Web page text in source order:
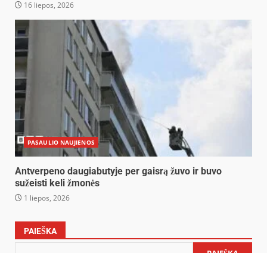
16 liepos, 2026
PASAULIO NAUJIENOS
Antverpeno daugiabutyje per gaisrą žuvo ir buvo
sužeisti keli žmonės
1 liepos, 2026
PAIEŠKA